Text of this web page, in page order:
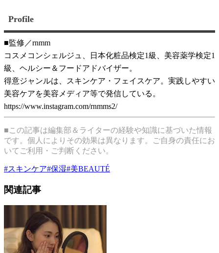
Profile
■監修／rnmm
コスメコンシェルジュ、日本化粧品検定1級、美容薬学検定1
級、ヘルシー＆フードアドバイザー。
得意ジャンルは、スキンケア・フェイスケア。実践しやすい
美容ケアを美容メディア等で発信している。
https://www.instagram.com/rnmms2/
■この記事は編集部＆ライターの経験や知識に基づいた情報
です。個人によりその効果は異なります。ご自身の責任にお
いてご利用・ご判断ください。
#スキンケア#保湿#美BEAUTÉ
関連記事